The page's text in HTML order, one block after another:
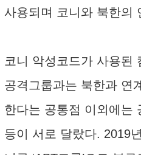
사용되며 코니와 북한의
코니 악성코드가 사용된
공격그룹과는 북한과 연
한다는 공통점 이외에는
등이 서로 달랐다. 2019